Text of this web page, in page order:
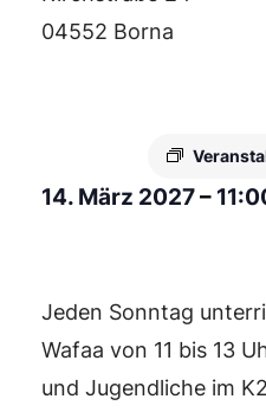
04552 Borna
14. März 2027–
Jeden Sonntag
Wafaa von 11 bis 13
und Jugendliche im